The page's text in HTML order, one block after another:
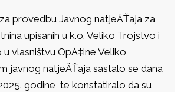
provedbu Javnog natjeÄŤaja za
upisanih u k.o. Veliko Trojstvo i
vlasništvu OpÄ‡ine Veliko
javnog natjeÄŤaja sastalo se dana
godine, te konstatiralo da su